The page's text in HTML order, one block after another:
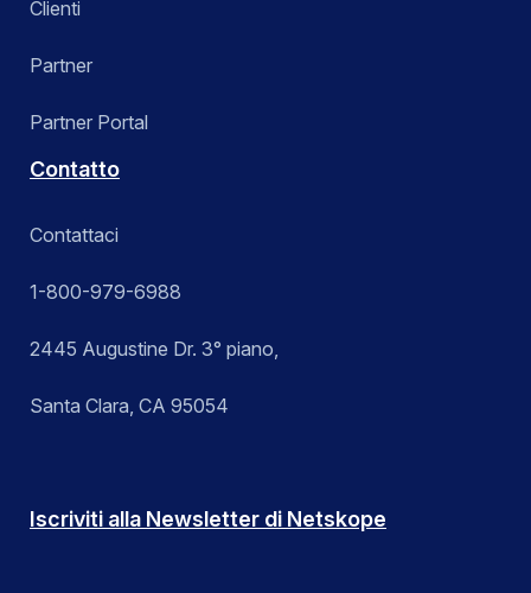
Clienti
Partner
Partner Portal
Contatto
Contattaci
1-800-979-6988
2445 Augustine Dr. 3° piano,
Santa Clara, CA 95054
Iscriviti alla Newsletter di Netskope